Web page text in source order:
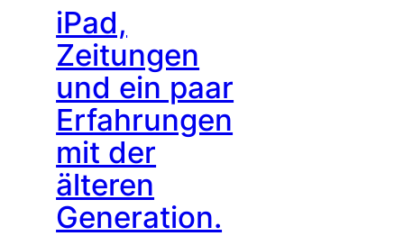
iPad,
Zeitungen
und ein paar
Erfahrungen
mit der
älteren
Generation.